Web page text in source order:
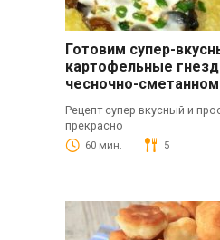
Готовим супер-
картофельные
чесночно-
Рецепт супер вкусный и
прекрасно
60 мин. 5